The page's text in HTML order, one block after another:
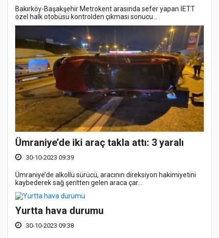
Bakırköy-Başakşehir Metrokent arasında sefer yapan İETT
özel halk otobüsü kontrolden çıkması sonucu...
Ümraniye’de iki araç takla attı: 3 yaralı
30-10-2023 09:39
Ümraniye’de alkollü sürücü, aracının direksiyon hakimiyetini
kaybederek sağ şeritten gelen araca çar...
Yurtta hava durumu
30-10-2023 09:38